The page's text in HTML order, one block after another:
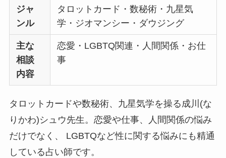
ジャ
ンル
タロットカード・数秘術・九星気
学・ジオマンシー・ダウジング
主な
相談
内容
恋愛・LGBTQ関連・人間関係・お仕
事
タロットカードや数秘術、九星気学を操る成川(な
りかわ)シュウ先生。恋愛や仕事、人間関係の悩み
だけでなく、 LGBTQなど性に関する悩みにも精通
している占い師です。